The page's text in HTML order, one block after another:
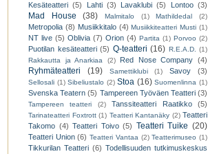
Kesäteatteri (5) Lahti (3) Lavaklubi (5) Lontoo (3)
Mad House (38) Malmitalo (1) Mathildedal (2)
Metropolia (8) Musiikkitalo (4) Musiikkiteatteri Musti (1)
NT live (5) Oblivia (7) Orion (4) Partita (1) Porvoo (2)
Puotilan kesäteatteri (5) Q-teatteri (16) R.E.A.D. (1)
Rakkautta ja Anarkiaa
(2) Red Nose Company (4)
Ryhmäteatteri (19) Samettiklubi (1) Savoy (3)
Sellosali (1) Sibeliustalo (2) Stoa (16) Suomenlinna (1)
Svenska Teatern (5) Tampereen Työväen Teatteri (3)
Tampereen teatteri (2) Tanssiteatteri Raatikko (5)
Tarinateatteri Foxtrott (1) Teatteri Kantanäky (2) Teatteri
Takomo (4) Teatteri Toivo (5) Teatteri Tuike (20)
Teatteri Union (6) Teatteri Vantaa (2) Teatterimuseo (1)
Tikkurilan Teatteri (6) Todellisuuden tutkimuskeskus